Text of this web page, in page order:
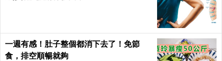
一週有感！肚子整個都消下去了！免節
食，排空順暢就夠